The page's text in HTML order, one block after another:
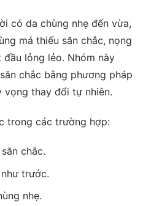
có da chùng nhẹ đến vừa,
má thiếu săn chắc, nọng
lỏng lẻo. Nhóm này
chắc bằng phương pháp
vọng thay đổi tự nhiên.
trong các trường hợp:
chắc.
trước.
nhẹ.